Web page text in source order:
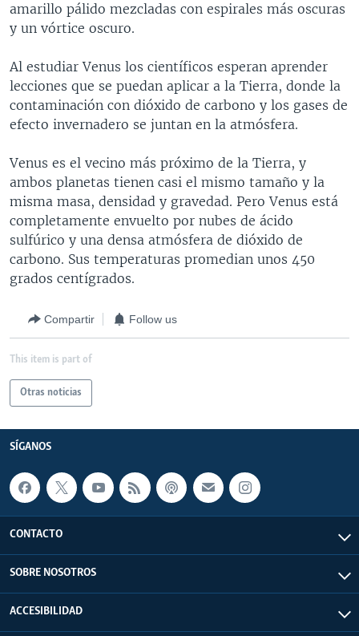
DEPORTES
AUDIOS
FORO INTERAMERICANO
LAS CLAVES
PANORAMA
AVANCE INFORMATIVO
BUENOS DÍAS AMÉRICA
ESTADOS UNIDOS AL DÍA
EL MUNDO AL DÍA [RADIO]
FORO [RADIO]
DEPORTIVO INTERNACIONAL
NOTA ECONÓMICA
ENTRETENIMIENTO
DIRECT
Learning English
SÍGANOS
Idiomas
amarillo pálido mezcladas con espirales más oscuras
y un vórtice oscuro.
Al estudiar Venus los científicos esperan aprender
lecciones que se puedan aplicar a la Tierra, donde la
contaminación con dióxido de carbono y los gases de
efecto invernadero se juntan en la atmósfera.
Venus es el vecino más próximo de la Tierra, y
ambos planetas tienen casi el mismo tamaño y la
misma masa, densidad y gravedad. Pero Venus está
completamente envuelto por nubes de ácido
sulfúrico y una densa atmósfera de dióxido de
carbono. Sus temperaturas promedian unos 450
grados centígrados.
Compartir Follow us
This item is part of
Otras noticias
SÍGANOS
CONTACTO
SOBRE NOSOTROS
ACCESIBILIDAD